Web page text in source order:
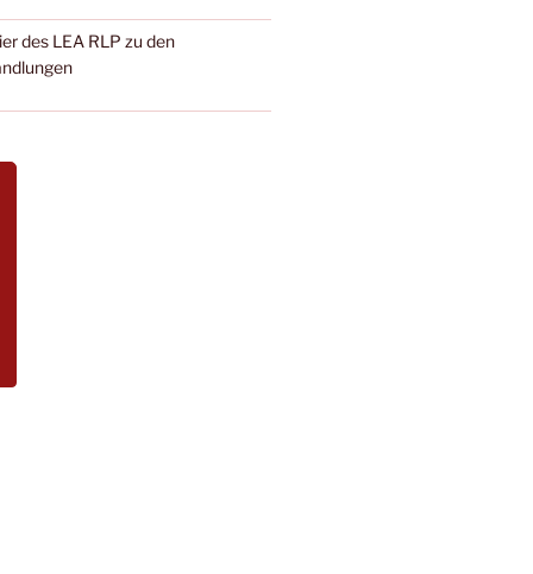
des LEA RLP zu den